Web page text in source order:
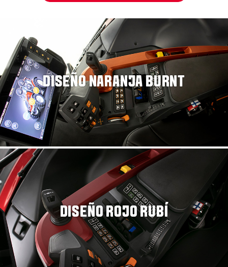
DISEÑO NARANJA BURNT
DISEÑO ROJO RUBÍ